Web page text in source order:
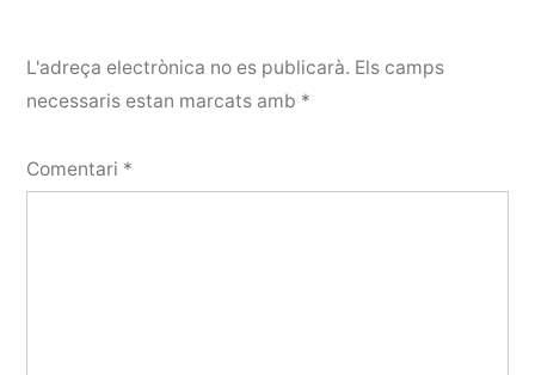
L'adreça electrònica no es publicarà. Els camps
necessaris estan marcats amb *
Comentari *